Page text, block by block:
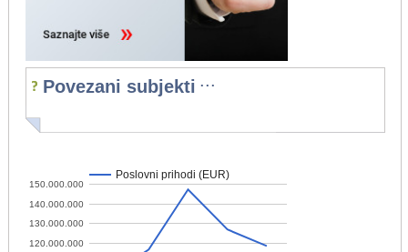
Povezani subjekti ...
Poslovni prihodi (EUR)
120.000.000
130.000.000
140.000.000
150.000.000